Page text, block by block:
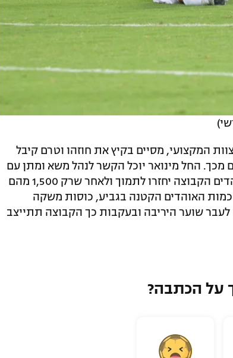
המקצועי, מסיים בקיץ את חוזהו וטרם קיבל
החל מינואר יוכל הקשר לנהל משא ומתן עם
כל קבוצה שתרצה בו. במועדון מאמינים כי אוהדים הקבוצה יחזרו לתמוך ולאחר שרק 1,500 מהם
האוהדים הקטנה בגביע, כוסות משקה
שוער היריבה ובעקבות כך הקבוצה תתייצב
על הכתבה?